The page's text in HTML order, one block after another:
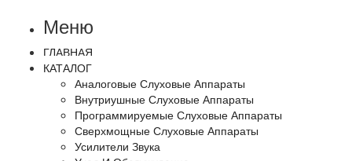
Меню
ГЛАВНАЯ
КАТАЛОГ
Аналоговые Слуховые Аппараты
Внутриушные Слуховые Аппараты
Программируемые Слуховые Аппараты
Сверхмощные Слуховые Аппараты
Усилители Звука